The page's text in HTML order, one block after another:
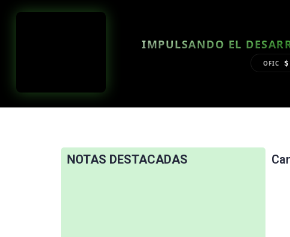
IMPULSANDO EL
OFIC
NOTAS DESTACADAS